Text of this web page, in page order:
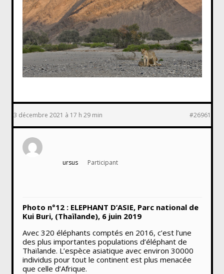
3 décembre 2021 à 17 h 29 min #26961
ursus Participant
Photo n°12 : ELEPHANT D’ASIE, Parc national de
Kui Buri, (Thaïlande), 6 juin 2019
Avec 320 éléphants comptés en 2016, c’est l’une
des plus importantes populations d’éléphant de
Thaïlande. L’espèce asiatique avec environ 30000
individus pour tout le continent est plus menacée
que celle d’Afrique.